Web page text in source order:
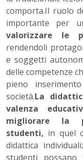
comporta.Il ruolo
importante per
valorizzare le
rendendoli
e soggetti
delle competenze
pieno
società.La
valenza
migliorare la
studenti, in quel
didattica
studenti